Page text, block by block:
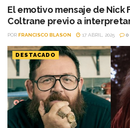
través de Max,...
El emotivo mensaje de Nick
Coltrane previo a
POR FRANCISCO BLASON 17 ABRIL, 2025 0
DESTACADO